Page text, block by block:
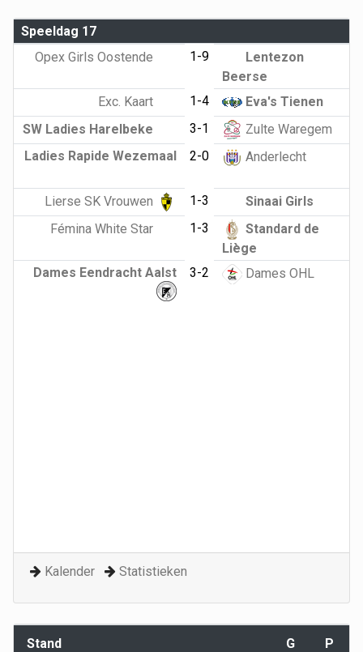
Speeldag 17
Opex Girls Oostende
1-9
Lentezon
Beerse
Exc. Kaart
1-4
Eva's Tienen
SW Ladies Harelbeke
3-1
Zulte Waregem
Ladies Rapide Wezemaal
2-0 Anderlecht
Lierse SK Vrouwen 1-3
Sinaai Girls
Fémina White Star
1-3
Standard de
Liège
Dames Eendracht Aalst
3-2 Dames OHL
Kalender Statistieken
Stand G P